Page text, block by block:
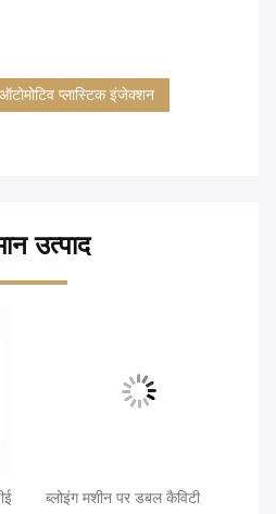
ऑटोमोटिव प्लास्टिक इंजेक्शन
उत्पाद
ब्लोइंग मशीन पर डबल कैविटी